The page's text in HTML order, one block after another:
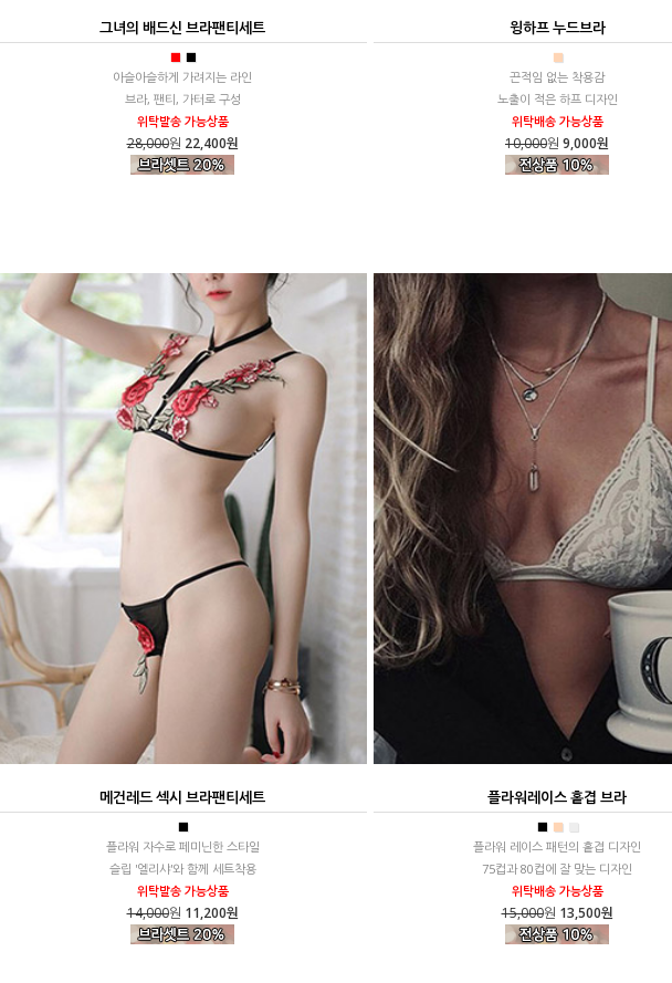
그녀의 배드신 브라팬티세트
■ ■
아슬아슬하게 가려지는 라인
브라, 팬티, 가터로 구성
위탁발송 가능상품
28,000원 22,400원
윙하프 누드브라
■
끈적임 없는 착용감
노출이 적은 하프 디자인
위탁배송 가능상품
10,000원 9,000원
메건레드 섹시 브라팬티세트
■
플라워 자수로 페미닌한 스타일
슬립 '엘리샤'와 함께 세트착용
위탁발송 가능상품
14,000원 11,200원
플라워레이스 홑겹 브라
■ ■ ■
플라워 레이스 패턴의 홑겹 디자인
75컵과 80컵에 잘 맞는 디자인
위탁배송 가능상품
15,000원 13,500원